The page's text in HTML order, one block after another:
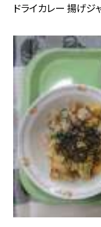
ドライカレー 揚げジ